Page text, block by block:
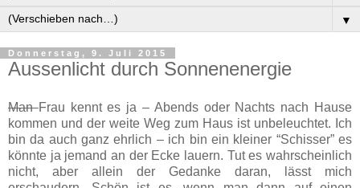
▼
Donnerstag, 9. Juli 2015
Aussenlicht durch Sonnenenergie
ManFrau kennt es ja – Abends oder Nachts nach Hause
kommen und der weite Weg zum Haus ist unbeleuchtet. Ich
bin da auch ganz ehrlich – ich bin ein kleiner “Schisser” es
könnte ja jemand an der Ecke lauern. Tut es wahrscheinlich
nicht, aber allein der Gedanke daran, lässt mich